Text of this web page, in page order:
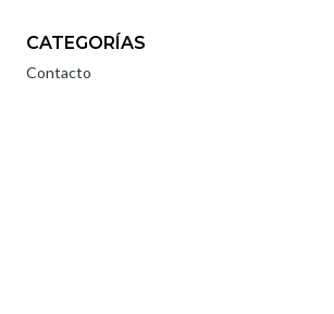
CATEGORÍAS
Contacto